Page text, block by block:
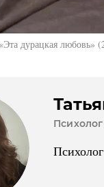
дурацкая любовь»
Психолог